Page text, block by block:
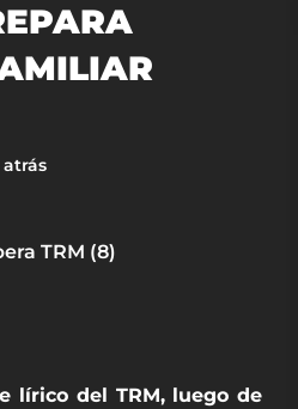
lírico del TRM, luego de